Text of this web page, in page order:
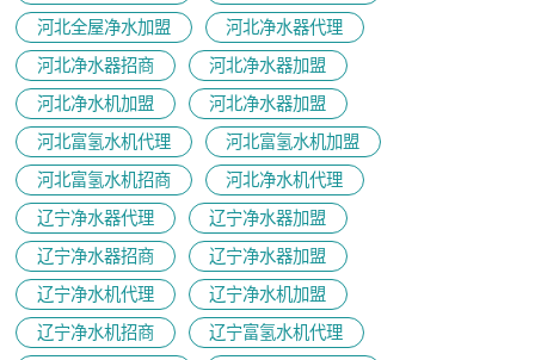
河北全屋净水加盟
河北净水器代理
河北净水器招商
河北净水器加盟
河北净水机加盟
河北净水器加盟
河北富氢水机代理
河北富氢水机加盟
河北富氢水机招商
河北净水机代理
辽宁净水器代理
辽宁净水器加盟
辽宁净水器招商
辽宁净水器加盟
辽宁净水机代理
辽宁净水机加盟
辽宁净水机招商
辽宁富氢水机代理